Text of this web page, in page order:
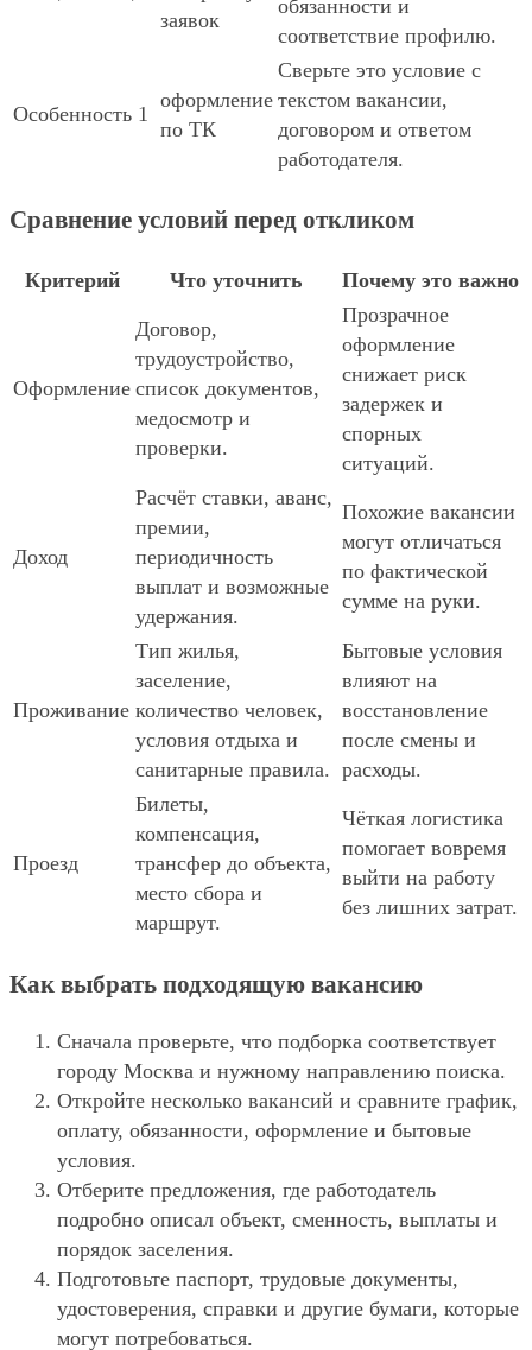
заявок
обязанности и
соответствие профилю.
Особенность 1
оформление
по ТК
Сверьте это условие с
текстом вакансии,
договором и ответом
работодателя.
Сравнение условий перед откликом
Критерий Что уточнить Почему это важно
Оформление
Договор,
трудоустройство,
список документов,
медосмотр и
проверки.
Прозрачное
оформление
снижает риск
задержек и
спорных
ситуаций.
Доход
Расчёт ставки, аванс,
премии,
периодичность
выплат и возможные
удержания.
Похожие вакансии
могут отличаться
по фактической
сумме на руки.
Проживание
Тип жилья,
заселение,
количество человек,
условия отдыха и
санитарные правила.
Бытовые условия
влияют на
восстановление
после смены и
расходы.
Проезд
Билеты,
компенсация,
трансфер до объекта,
место сбора и
маршрут.
Чёткая логистика
помогает вовремя
выйти на работу
без лишних затрат.
Как выбрать подходящую вакансию
Сначала проверьте, что подборка соответствует
городу Москва и нужному направлению поиска.
Откройте несколько вакансий и сравните график,
оплату, обязанности, оформление и бытовые
условия.
Отберите предложения, где работодатель
подробно описал объект, сменность, выплаты и
порядок заселения.
Подготовьте паспорт, трудовые документы,
удостоверения, справки и другие бумаги, которые
могут потребоваться.